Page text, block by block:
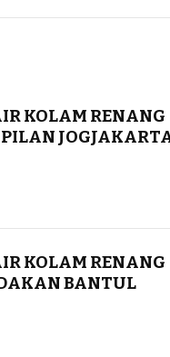
KOLAM RENANG
KOLAM RENANG
BANTUL